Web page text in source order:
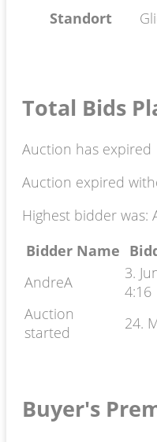
Standort
Total Bids
Auction has expired
Auction expired
Highest bidder was:
Bidder Name
AndreA
3.
4:16
Auction
started
24.
Buyer's